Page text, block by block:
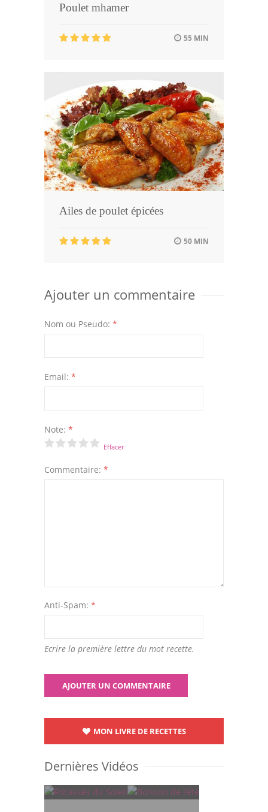
Poulet mhamer
55 MIN
Ailes de poulet épicées
50 MIN
Ajouter un commentaire
Nom ou Pseudo: *
Email: *
Note: *
Effacer
Commentaire: *
Anti-Spam: *
Ecrire la première lettre du mot recette.
MON LIVRE DE RECETTES
Dernières Vidéos